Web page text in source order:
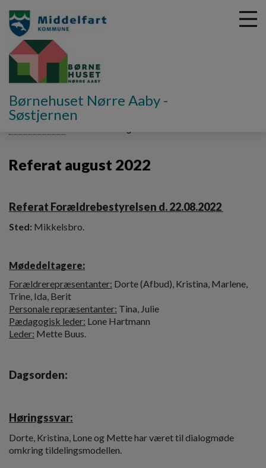
Børnehuset Nørre Aaby -
Søstjernen
Forældrebestyrelsen
Referater fra bestyrelsesmøder
Referat august 2022
Referat Forældrebestyrelsen d. 22.08.2022
Sted: Mikkelsbro.
Mødedeltagere:
Forældrerepræsentanter: Dorte (Afbud), Kristina, Marlene,
Trine, Ida, Berit
Personale repræsentanter: Tina, Julie
Pædagogisk leder: Lone Hartmann
Leder: Mette Buus.
Dagsorden:
Høringssvar:
Dorte, Kristina, Lone og Mette har været til dialogmøde
omkring tildelingsmodellen.